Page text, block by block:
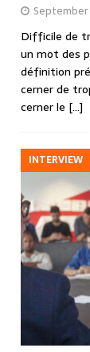
September
Difficile de
un mot des
définition
cerner de
cerner le […]
INTERVIEW